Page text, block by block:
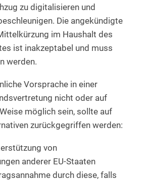
zu digitalisieren und
Die angekündigte
im Haushalt des
ist inakzeptabel und muss
werden.
Vorsprache in einer
nicht oder auf
möglich sein, sollte auf
zurückgegriffen werden:
von
anderer EU-Staaten
durch diese, falls